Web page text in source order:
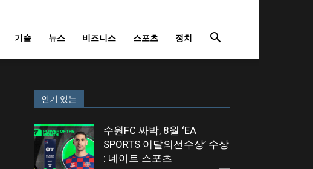
기술 뉴스 비즈니스 스포츠 정치
인기 있는
수원FC 싸박, 8월 ‘EA
SPORTS 이달의선수상’ 수상
: 네이트 스포츠